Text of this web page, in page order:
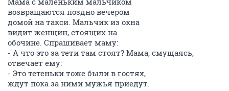
возвращаются поздно вечером
домой на такси. Мальчик из окна
видит женщин, стоящих на
обочине. Спрашивает маму:
- А что это за тети там стоят? Мама, смущаясь,
отвечает ему:
- Это тетеньки тоже были в гостях,
ждут пока за ними мужья приедут.